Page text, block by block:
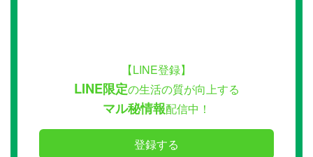
【LINE登録】
LINE限定の生活の質が向上する
マル秘情報配信中！
登録する